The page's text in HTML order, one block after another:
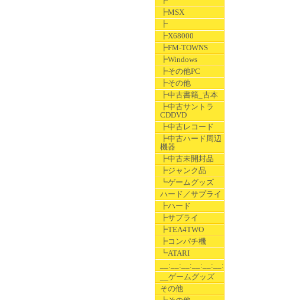
┣MSX
┣
┣X68000
┣FM-TOWNS
┣Windows
┣その他PC
┣その他
┣中古書籍_古本
┣中古サントラ
CDDVD
┣中古レコード
┣中古ハード周辺
機器
┣中古未開封品
┣ジャンク品
┗ゲームグッズ
ハード／サプライ
┣ハード
┣サプライ
┣TEA4TWO
┣コンパチ機
┗ATARI
__:__:__:__:__:__:__
__ゲームグッズ
その他